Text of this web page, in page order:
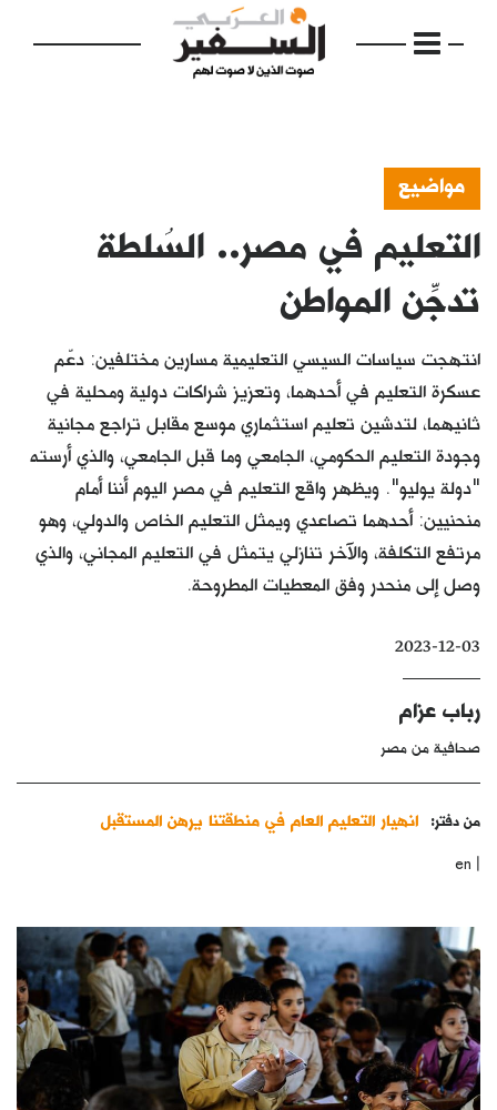
الرئيسية
مواضيع
فكرة
دفاتر
بالصورة
كتّابنا
الأرشيف
مواضيع
التعليم في مصر.. السُلطة
تدجِّن المواطن
انتهجت سياسات السيسي التعليمية مسارين مختلفين: دعّم
عسكرة التعليم في أحدهما، وتعزيز شراكات دولية ومحلية في
ثانيهما، لتدشين تعليم استثماري موسع مقابل تراجع مجانية
وجودة التعليم الحكومي، الجامعي وما قبل الجامعي، والذي أرسته
"دولة يوليو". ويظهر واقع التعليم في مصر اليوم أننا أمام
منحنيين: أحدهما تصاعدي ويمثل التعليم الخاص والدولي، وهو
مرتفع التكلفة، والآخر تنازلي يتمثل في التعليم المجاني، والذي
وصل إلى منحدر وفق المعطيات المطروحة.
2023-12-03
رباب عزام
صحافية من مصر
من دفتر: انهيار التعليم العام في منطقتنا يرهن المستقبل
|
en